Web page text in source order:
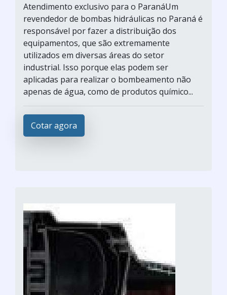
Atendimento exclusivo para o ParanáUm
revendedor de bombas hidráulicas no Paraná é
responsável por fazer a distribuição dos
equipamentos, que são extremamente
utilizados em diversas áreas do setor
industrial. Isso porque elas podem ser
aplicadas para realizar o bombeamento não
apenas de água, como de produtos químico...
Cotar agora